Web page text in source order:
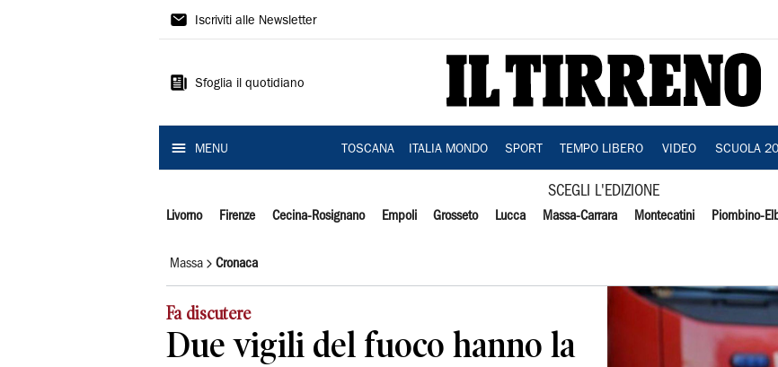
Il
Iscriviti alle Newsletter
Sfoglia il quotidiano
MENU TOSCANA ITALIA MONDO SPORT TEMPO LIBERO VIDEO SCUOLA
SCEGLI L'EDIZIONE
Livorno Firenze Cecina-Rosignano Empoli Grosseto Lucca Massa-Carrara Montecatini Piombino-
Massa Cronaca
Fa discutere
Due vigili del fuoco hanno la